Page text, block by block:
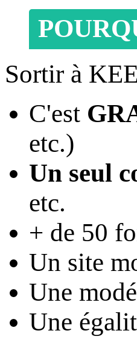
Sortir à
C'est
etc.)
Un seul
etc.
+ de 50
Un site
Une
Une